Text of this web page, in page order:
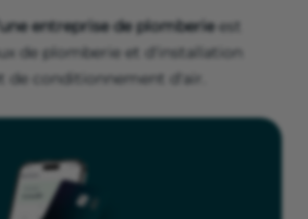
entreprise de plomberieest
de plomberie et d'installation
de conditionnement d'air.